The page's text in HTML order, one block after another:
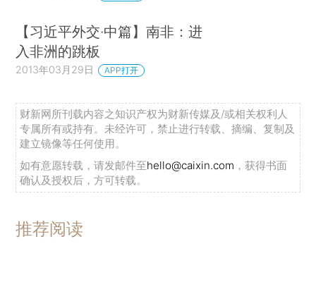
【习近平外交·中篇】南非：进
入非洲的跳板
2013年03月29日 APP打开
财新网所刊载内容之知识产权为财新传媒及/或相关权利人
专属所有或持有。未经许可，禁止进行转载、摘编、复制及
建立镜像等任何使用。
如有意愿转载，请发邮件至hello@caixin.com ，获得书面
确认及授权后，方可转载。
推荐阅读